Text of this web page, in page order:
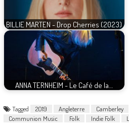
BILLIE MARTEN - Drop Cherries (2023)
ANNA TERNHEIM - Le Café de la…
Tagged 2019 Angleterre Camberley
Communion Music
Folk Indie Folk